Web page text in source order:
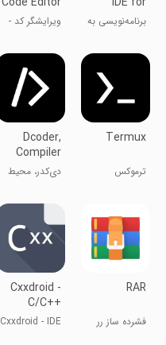
Python 3
برنامه‌نویسی به
ویرایشگر کد -
Termux
ترموکس
Dcoder,
Compiler
IDE :Code &
P
دی‌کدر، محیط
کامپایلر: کد و
RAR
فشرده ساز رر
Cxxdroid -
C/C++
compiler
Cxxdroid - IDE